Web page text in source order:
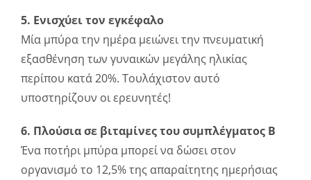
5. Ενισχύει τον εγκέφαλο
Μία μπύρα την ημέρα μειώνει την πνευματική
εξασθένηση των γυναικών μεγάλης ηλικίας
περίπου κατά 20%. Τουλάχιστον αυτό
υποστηρίζουν οι ερευνητές!
6. Πλούσια σε βιταμίνες του συμπλέγματος Β
Ένα ποτήρι μπύρα μπορεί να δώσει στον
οργανισμό το 12,5% της απαραίτητης ημερήσιας